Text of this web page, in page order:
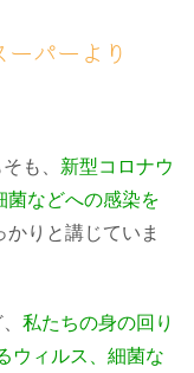
パーより
も、 新型コロナウ
菌などへの感染を
りと講じていま
私たちの身の回り
ィルス、細菌な